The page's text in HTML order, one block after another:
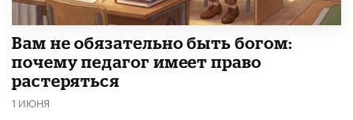
​Вам не обязательно быть богом:
почему педагог имеет право
растеряться
1 ИЮНЯ